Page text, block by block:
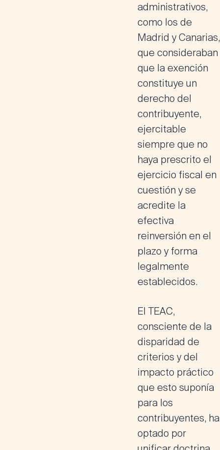
administrativos,
como los de
Madrid y Canarias,
que consideraban
que la exención
constituye un
derecho del
contribuyente,
ejercitable
siempre que no
haya prescrito el
ejercicio fiscal en
cuestión y se
acredite la
efectiva
reinversión en el
plazo y forma
legalmente
establecidos.
El TEAC,
consciente de la
disparidad de
criterios y del
impacto práctico
que esto suponía
para los
contribuyentes, ha
optado por